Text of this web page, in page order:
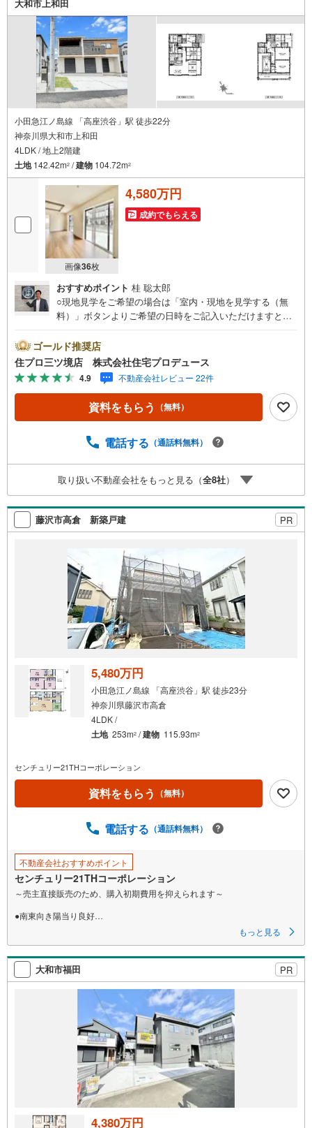
大和市上和田
小田急江ノ島線 「高座渋谷」駅 徒歩22分
神奈川県大和市上和田
4LDK / 地上2階建
土地142.42m2 /建物 104.72m2
画像36枚
4,580万円
成約でもらえる
おすすめポイント 桂 聡太郎
○現地見学をご希望の場合は「室内・現地を見学する（無
料）」ボタンよりご希望の日時をご記入いただけますとス
座間市エリアに強い！ 住プロは、大和市・綾瀬市・座間市
エリアの不動産売買専門会社です！最新物件情報や当社限
定で販売する物件情報も多数ございますので、お気軽にお
問合せ下さい！ -------------- 弊社独自の住宅ローン提案シス
テム 弊社ではファイナンシャル専門スタッフによる【丁寧
な資金アドバイス】【ファイナンシャルプラン提案書の作
【定年時の住宅ローン残高】【住宅購入者だけが加入でき
ナス】これから多くなる【教育費】住宅を買った後から始
まる【住宅ローン返済】65歳以上から必要になる【老後の
費用負担】住宅探しの【このタイミング】で不安な部分を
明確にしていきませんか？？ --------------
ゴールド推奨店
住プロ三ツ境店 株式会社住宅プロデュース
4.9 不動産会社レビュー 22件
資料をもらう （無料）
電話する （通話料無料）
取り扱い不動産会社をもっと見る（全8社）
藤沢市高倉 新築戸建 PR
5,480万円
小田急江ノ島線 「高座渋谷」駅 徒歩23分
神奈川県藤沢市高倉
4LDK /
土地 253m2 /建物 115.93m2
センチュリー21THコーポレーション
資料をもらう （無料）
電話する （通話料無料）
不動産会社おすすめポイント
センチュリー21THコーポレーション
～売主直接販売のため、購入初期費用を抑えられます～
●南東向き陽当り良好
●用途様々、眺望良好のルーフバルコニー完備
◇閑静な住宅街で、前面道路は車通りも少ない袋小路
◇リビングを見渡せる対面式キッチンを採用
◇滝の上公園まで徒歩2分
もっと見る
大和市福田 PR
4,380万円